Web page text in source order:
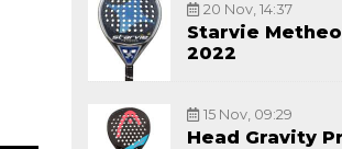
20 Nov, 14:37
Starvie
2022
15 Nov, 09:29
Head Gravity